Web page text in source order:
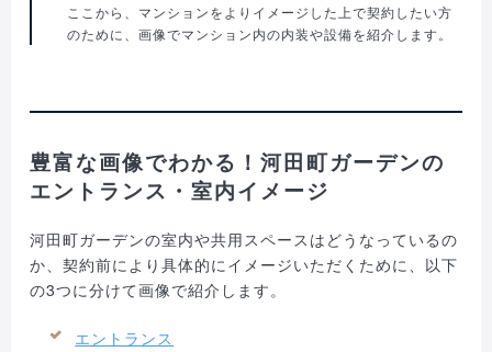
ここから、マンションをよりイメージした上で契約したい方
のために、画像でマンション内の内装や設備を紹介します。
豊富な画像でわかる！河田町ガーデンの
エントランス・室内イメージ
河田町ガーデンの室内や共用スペースはどうなっているの
か、契約前により具体的にイメージいただくために、以下
の3つに分けて画像で紹介します。
エントランス